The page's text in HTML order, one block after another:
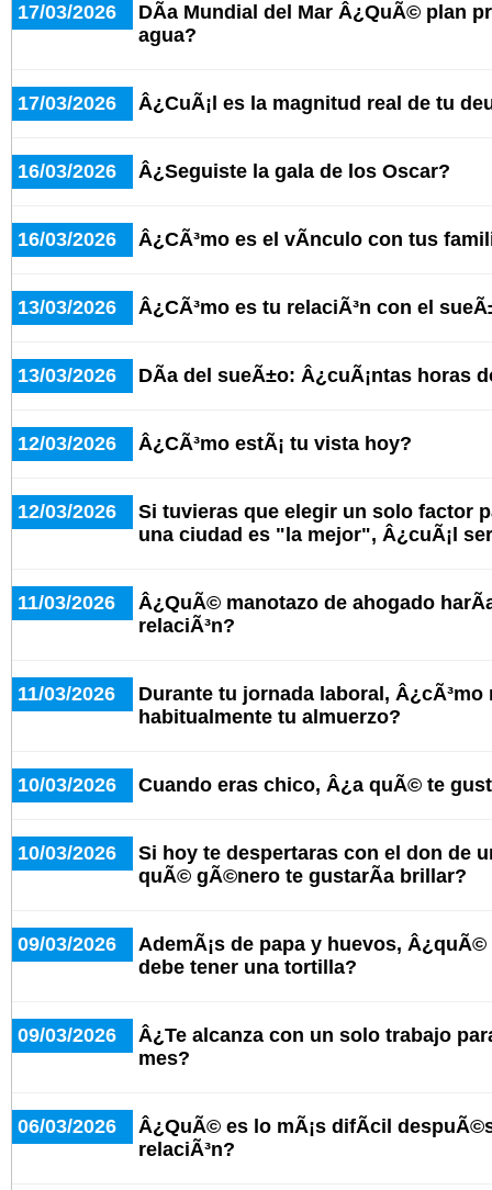
17/03/2026
DÃ­a Mundial del Mar Â¿QuÃ© plan
agua?
17/03/2026 Â¿CuÃ¡l es la magnitud real de tu
16/03/2026 Â¿Seguiste la gala de los Oscar?
16/03/2026 Â¿CÃ³mo es el vÃ­nculo con tus
13/03/2026 Â¿CÃ³mo es tu relaciÃ³n con el
13/03/2026 DÃ­a del sueÃ±o: Â¿cuÃ¡ntas horas
12/03/2026 Â¿CÃ³mo estÃ¡ tu vista hoy?
12/03/2026
Si tuvieras que elegir un solo factor
una ciudad es "la mejor", Â¿cuÃ¡l
11/03/2026
Â¿QuÃ© manotazo de ahogado
relaciÃ³n?
11/03/2026
Durante tu jornada laboral,
habitualmente tu almuerzo?
10/03/2026 Cuando eras chico, Â¿a quÃ© te
10/03/2026
Si hoy te despertaras con el don de
quÃ© gÃ©nero te gustarÃ­a brillar?
09/03/2026
AdemÃ¡s de papa y huevos,
debe tener una tortilla?
09/03/2026
Â¿Te alcanza con un solo trabajo
mes?
06/03/2026
Â¿QuÃ© es lo mÃ¡s difÃ­cil
relaciÃ³n?